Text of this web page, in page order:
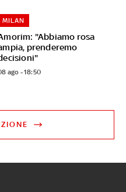
"Abbiamo rosa
prenderemo
MILAN
ago - 18:50